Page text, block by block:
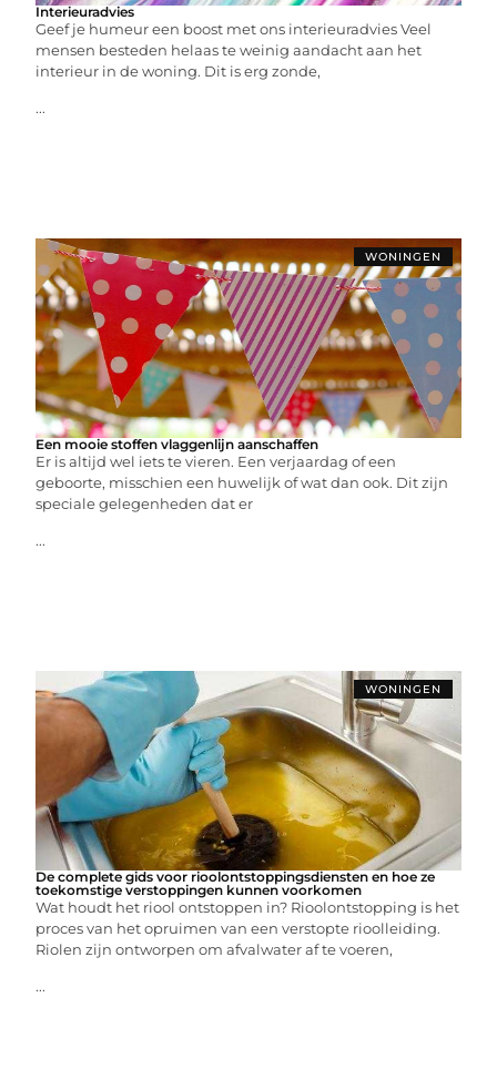
Interieuradvies
Geef je humeur een boost met ons interieuradvies Veel
mensen besteden helaas te weinig aandacht aan het
interieur in de woning. Dit is erg zonde,
...
WONINGEN
Een mooie stoffen vlaggenlijn aanschaffen
Er is altijd wel iets te vieren. Een verjaardag of een
geboorte, misschien een huwelijk of wat dan ook. Dit zijn
speciale gelegenheden dat er
...
WONINGEN
De complete gids voor rioolontstoppingsdiensten en hoe ze
toekomstige verstoppingen kunnen voorkomen
Wat houdt het riool ontstoppen in? Rioolontstopping is het
proces van het opruimen van een verstopte rioolleiding.
Riolen zijn ontworpen om afvalwater af te voeren,
...